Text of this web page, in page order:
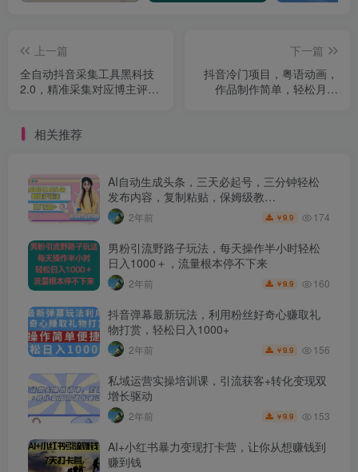
上一篇
全自动抖音采集工具黑科技
2.0，精准采集对应博主评论
下一篇
抖音冷门项目，粤语动画，
作品制作简单，轻松月入
相关推荐
AI自动生成头条，三天必起号，三分钟轻松
发布内容，复制粘贴，保姆级教…
2年前 ￥9.9 174
男粉引流野路子玩法，每天操作半小时轻松
日入1000＋，流量根本停不下来
2年前 ￥9.9 160
抖音弹幕最新玩法，利用粉丝好奇心赚取礼
物打赏，轻松日入1000+
2年前 ￥9.9 156
私域运营实操培训课，引流获客+转化变现双
增长驱动
2年前 ￥9.9 153
AI+小红书暴力变现打卡营，让你从想赚钱到
赚到钱